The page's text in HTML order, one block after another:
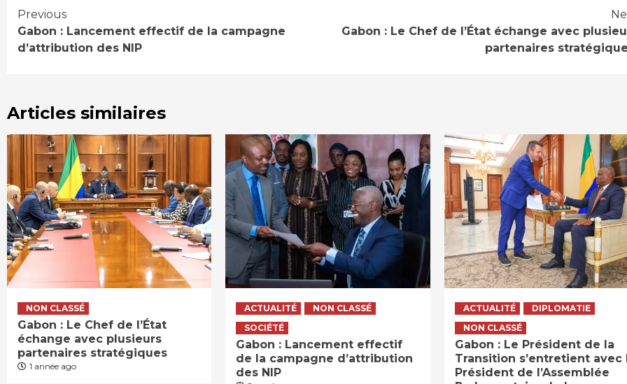
Continue
Reading
Previous
Gabon : Lancement effectif de la campagne
d’attribution des NIP
Gabon : Le Chef de l’État échange avec
partenaires
Articles similaires
NON CLASSÉ
Gabon : Le Chef de l’État
échange avec plusieurs
partenaires stratégiques
1 année ago
ACTUALITÉ
NON CLASSÉ
SOCIÉTÉ
Gabon : Lancement effectif
de la campagne d’attribution
des NIP
ACTUALITÉ
DIPLOMATIE
NON CLASSÉ
Gabon : Le Président de la
Transition s’entretient avec
Président de l’Assemblée